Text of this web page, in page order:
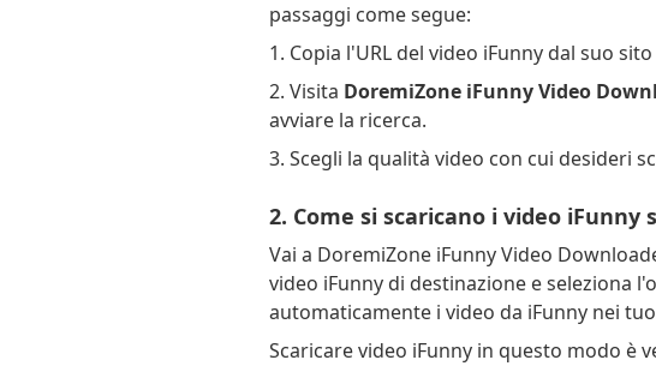
passaggi come segue:
1. Copia l'URL del video iFunny dal suo
2. Visita DoremiZone iFunny Video
avviare la ricerca.
3. Scegli la qualità video con cui desideri
2. Come si scaricano i video iFunny
Vai a DoremiZone iFunny Video
video iFunny di destinazione e seleziona
automaticamente i video da iFunny nei
Scaricare video iFunny in questo modo è